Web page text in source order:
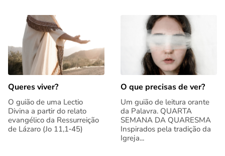
Queres viver?
O guião de uma Lectio
Divina a partir do relato
evangélico da Ressurreição
de Lázaro (Jo 11,1‑45)
O que precisas de ver?
Um guião de leitura orante
da Palavra. QUARTA
SEMANA DA QUARESMA
Inspirados pela tradição da
Igreja...